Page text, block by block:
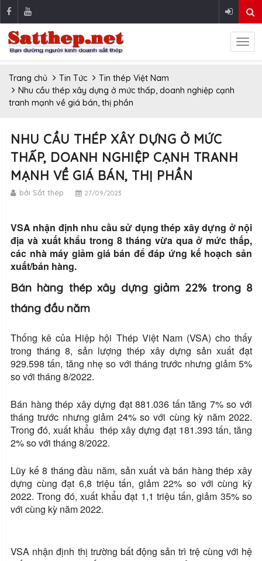
Trang chủ Tin Tức
Tin thép Việt Nam
Nhu cầu thép xây dựng ở mức thấp, doanh nghiệp cạnh
tranh mạnh về giá bán, thị phần
NHU CẦU THÉP XÂY DỰNG Ở MỨC
THẤP, DOANH NGHIỆP CẠNH TRANH
MẠNH VỀ GIÁ BÁN, THỊ PHẦN
bởi Sắt thép 27/09/2023
VSA nhận định nhu cầu sử dụng thép xây dựng ở nội
địa và xuất khẩu trong 8 tháng vừa qua ở mức thấp,
các nhà máy giảm giá bán để đáp ứng kế hoạch sản
xuất/bán hàng.
Bán hàng thép xây dựng giảm 22% trong 8
tháng đầu năm
Thống kê của Hiệp hội Thép Việt Nam (VSA) cho thấy
trong tháng 8, sản lượng thép xây dựng sản xuất đạt
929.598 tấn, tăng nhẹ so với tháng trước nhưng giảm 5%
so với tháng 8/2022.
Bán hàng thép xây dựng đạt 881.036 tấn tăng 7% so với
tháng trước nhưng giảm 24% so với cùng kỳ năm 2022.
Trong đó, xuất khẩu thép xây dựng đạt 181.393 tấn, tăng
2% so với tháng 8/2022.
Lũy kế 8 tháng đầu năm, sản xuất và bán hàng thép xây
dựng cùng đạt 6,8 triệu tấn, giảm 22% so với cùng kỳ
2022. Trong đó, xuất khẩu đạt 1,1 triệu tấn, giảm 35% so
với cùng kỳ năm 2022.
VSA nhận định thị trường bất động sản trì trệ cùng với hệ